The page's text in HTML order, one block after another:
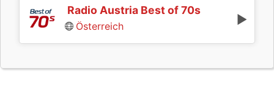
Radio Austria Best of 70s
Österreich